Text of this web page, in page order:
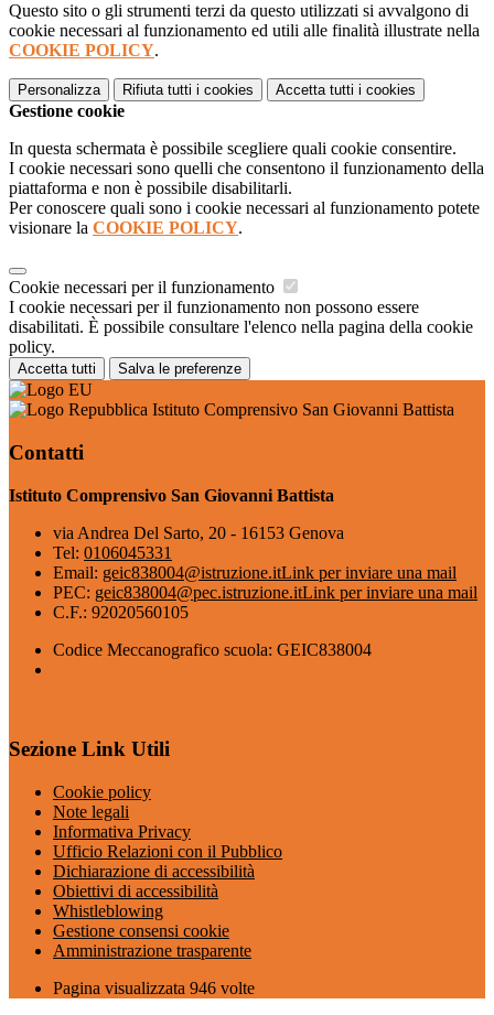
Questo sito o gli strumenti terzi da questo utilizzati si avvalgono di
cookie necessari al funzionamento ed utili alle finalità illustrate nella
COOKIE POLICY.
Personalizza Rifiuta tutti i cookies Accetta tutti i cookies
Gestione cookie
In questa schermata è possibile scegliere quali cookie consentire.
I cookie necessari sono quelli che consentono il funzionamento della
piattaforma e non è possibile disabilitarli.
Per conoscere quali sono i cookie necessari al funzionamento potete
visionare la COOKIE POLICY.
Cookie necessari per il funzionamento
I cookie necessari per il funzionamento non possono essere
disabilitati. È possibile consultare l'elenco nella pagina della cookie
policy.
Accetta tutti Salva le preferenze
Istituto Comprensivo San Giovanni Battista
Contatti
Istituto Comprensivo San Giovanni Battista
via Andrea Del Sarto, 20 - 16153 Genova
Tel: 0106045331
Email: geic838004@istruzione.itLink per inviare una mail
PEC: geic838004@pec.istruzione.itLink per inviare una mail
C.F.: 92020560105
Codice Meccanografico scuola: GEIC838004
Sezione Link Utili
Cookie policy
Note legali
Informativa Privacy
Ufficio Relazioni con il Pubblico
Dichiarazione di accessibilità
Obiettivi di accessibilità
Whistleblowing
Gestione consensi cookie
Amministrazione trasparente
Pagina visualizzata 946 volte